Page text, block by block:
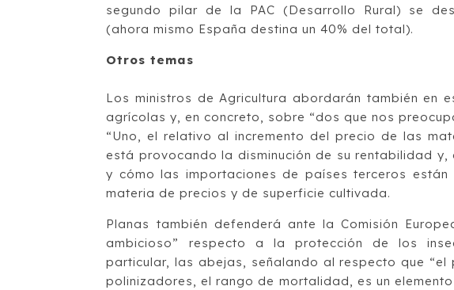
segundo pilar de la PAC (Desarrollo Rural) se
(ahora mismo España destina un 40% del total).
Otros temas
Los ministros de Agricultura abordarán también en
agrícolas y, en concreto, sobre “dos que nos
“Uno, el relativo al incremento del precio de las
está provocando la disminución de su rentabilidad
y cómo las importaciones de países terceros
materia de precios y de superficie cultivada.
Planas también defenderá ante la Comisión
ambicioso” respecto a la protección de los
particular, las abejas, señalando al respecto que
polinizadores, el rango de mortalidad, es un